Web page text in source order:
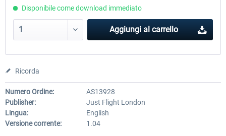
Disponibile come download immediato
Aggiungi al carrello
Ricorda
Numero Ordine:
AS13928
Publisher:
Just Flight London
Lingua:
English
Versione corrente:
1.04